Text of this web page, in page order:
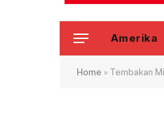
Amerika
Home » Tembakan